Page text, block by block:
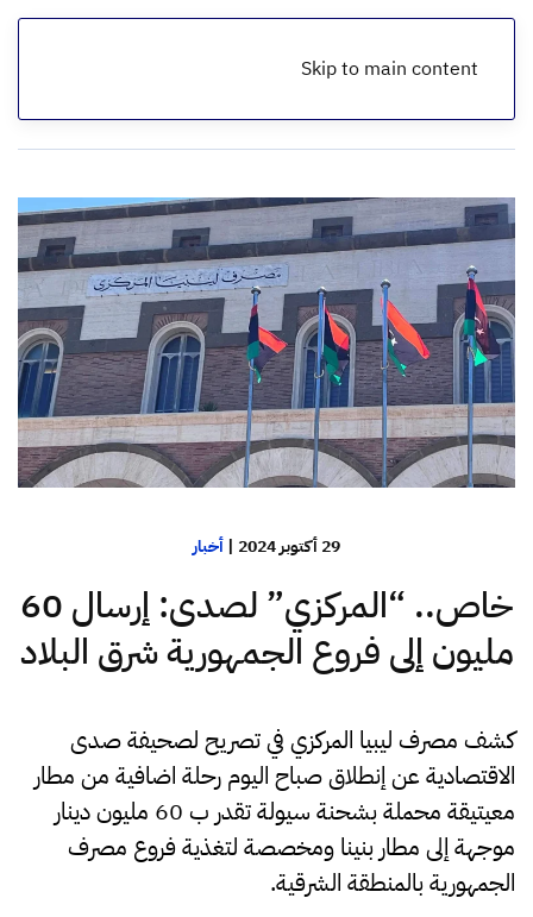
Skip to main content
الرئيسية
29 أكتوبر 2024 | أخبار
خاص.. “المركزي” لصدى: إرسال 60
مليون إلى فروع الجمهورية شرق البلاد
كشف مصرف ليبيا المركزي في تصريح لصحيفة صدى
الاقتصادية عن إنطلاق صباح اليوم رحلة اضافية من مطار
معيتيقة محملة بشحنة سيولة تقدر ب 60 مليون دينار
موجهة إلى مطار بنينا ومخصصة لتغذية فروع مصرف
الجمهورية بالمنطقة الشرقية.